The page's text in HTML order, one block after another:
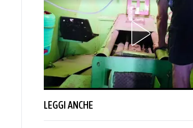
LEGGI ANCHE